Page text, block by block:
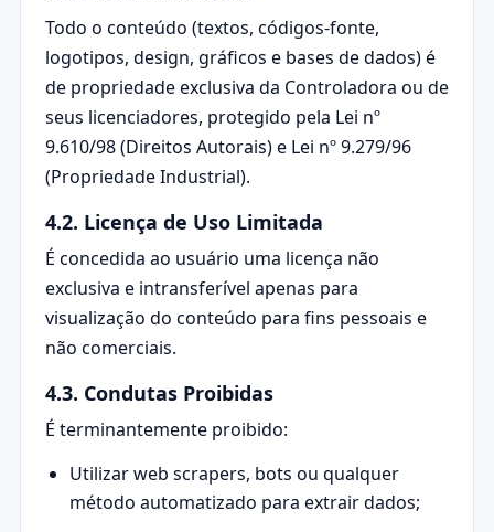
Todo o conteúdo (textos, códigos-fonte,
logotipos, design, gráficos e bases de dados) é
de propriedade exclusiva da Controladora ou de
seus licenciadores, protegido pela Lei nº
9.610/98 (Direitos Autorais) e Lei nº 9.279/96
(Propriedade Industrial).
4.2. Licença de Uso Limitada
É concedida ao usuário uma licença não
exclusiva e intransferível apenas para
visualização do conteúdo para fins pessoais e
não comerciais.
4.3. Condutas Proibidas
É terminantemente proibido:
Utilizar web scrapers, bots ou qualquer
método automatizado para extrair dados;